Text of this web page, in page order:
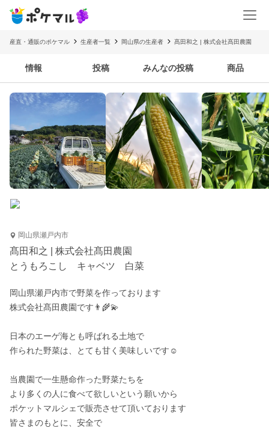
産直・通販のポケマル 生産者一覧 岡山県の生産者 髙田和之 | 株式会社髙田農園
情報 投稿 みんなの投稿 商品
岡山県瀬戸内市
髙田和之 | 株式会社髙田農園
とうもろこし キャベツ 白菜
岡山県瀬戸内市で野菜を作っております
株式会社髙田農園です👨‍🌾💫
日本のエーゲ海とも呼ばれる土地で
作られた野菜は、とても甘く美味しいです☺️
当農園で一生懸命作った野菜たちを
より多くの人に食べて欲しいという願いから
ポケットマルシェで販売させて頂いております
皆さまのもとに、安全で